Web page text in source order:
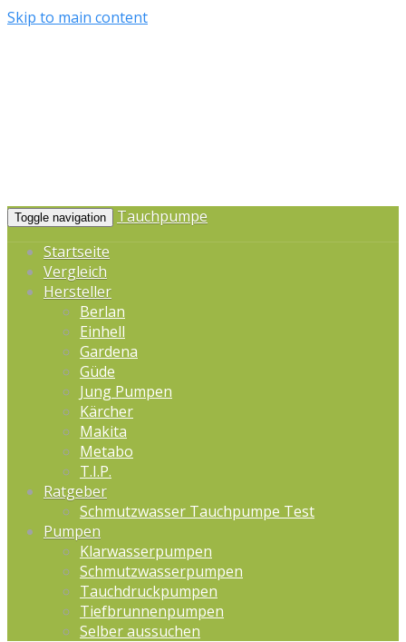
Skip to main content
Toggle navigation
Tauchpumpe
Startseite
Vergleich
Hersteller
Berlan
Einhell
Gardena
Güde
Jung Pumpen
Kärcher
Makita
Metabo
T.I.P.
Ratgeber
Schmutzwasser Tauchpumpe Test
Pumpen
Klarwasserpumpen
Schmutzwasserpumpen
Tauchdruckpumpen
Tiefbrunnenpumpen
Selber aussuchen